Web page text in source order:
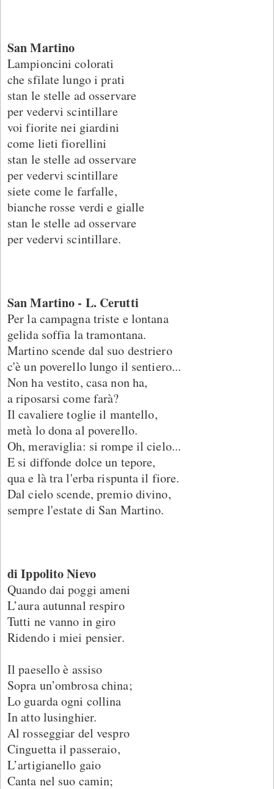
San Martino
Lampioncini colorati
che sfilate lungo i prati
stan le stelle ad osservare
per vedervi scintillare
voi fiorite nei giardini
come lieti fiorellini
stan le stelle ad osservare
per vedervi scintillare
siete come le farfalle,
bianche rosse verdi e gialle
stan le stelle ad osservare
per vedervi scintillare.
San Martino - L. Cerutti
Per la campagna triste e lontana
gelida soffia la tramontana.
Martino scende dal suo destriero
c'è un poverello lungo il sentiero...
Non ha vestito, casa non ha,
a riposarsi come farà?
Il cavaliere toglie il mantello,
metà lo dona al poverello.
Oh, meraviglia: si rompe il cielo...
E si diffonde dolce un tepore,
qua e là tra l'erba rispunta il fiore.
Dal cielo scende, premio divino,
sempre l'estate di San Martino.
di Ippolito Nievo
Quando dai poggi ameni
L’aura autunnal respiro
Tutti ne vanno in giro
Ridendo i miei pensier.
Il paesello è assiso
Sopra un’ombrosa china;
Lo guarda ogni collina
In atto lusinghier.
Al rosseggiar del vespro
Cinguetta il passeraio,
L’artigianello gaio
Canta nel suo camin;